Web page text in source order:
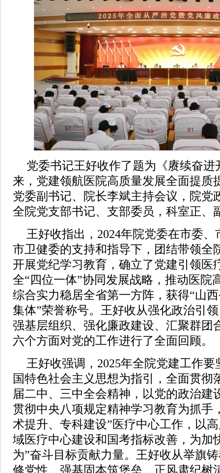
党委书记王好收作了题为《赓续奋
来，党建领航医院高质量发展全面提质
党委副书记、院长李斌主持会议，院党
全院党支部书记、支部委员，科室正、
王好收指出，2024年院党委在市委
市卫健委的支持和指导下，团结带领全
开展党纪学习教育，确立了党建引领医
全“四位一体”协同发展战略，推动医院
综合实力稳居全省第一方阵，获得“山
集体”荣誉称号。王好收从强化政治引
强基层组织、强化廉政建设、汇聚群团
六个方面对党的工作进行了全面回顾。
王好收强调，2025年全院党建工作
国特色社会主义思想为指引，全面贯彻
届二中、三中全会精神，以党的政治建
贯彻中央八项规定精神学习教育为抓手
术提升、专科建设”医疗中心工作，以
域医疗中心建设和国考指标改善，为加
为”奋斗目标贡献力量。王好收从举旗
修党性、强基固本筑堡垒、正风肃纪树